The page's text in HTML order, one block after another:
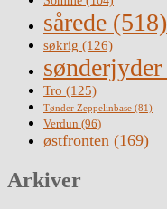
sårede (518)
søkrig (126)
sønderjyder
Tro (125)
Tønder Zeppelinbase (81)
Verdun (96)
østfronten (169)
Arkiver